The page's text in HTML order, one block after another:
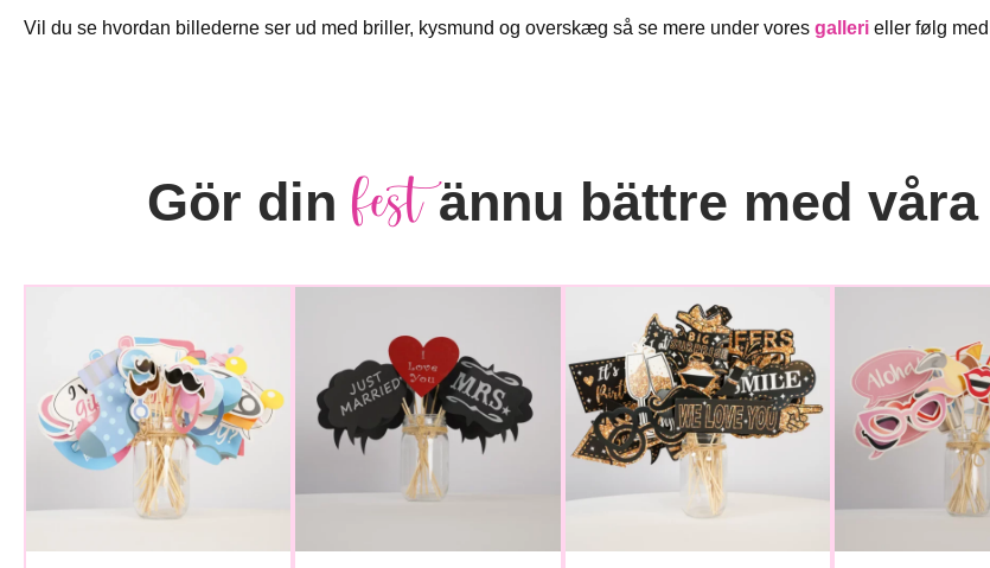
Vil du se hvordan billederne ser ud med briller, kysmund og overskæg så se mere under vores galleri eller følg
Gör din festännu bättre med